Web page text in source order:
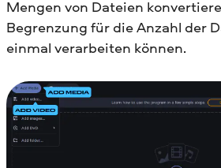
Mengen von Dateien
Begrenzung für die Anzahl der
einmal verarbeiten können.